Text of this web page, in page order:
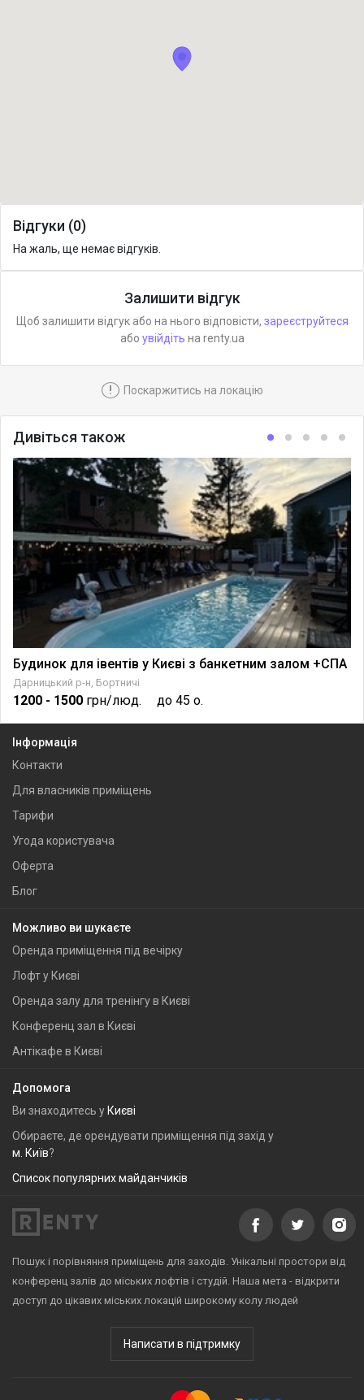
Відгуки (0)
На жаль, ще немає відгуків.
Залишити відгук
Щоб залишити відгук або на нього відповісти, зареєструйтеся
або увійдіть на renty.ua
! Поскаржитись на локацію
Дивіться також
Будинок для івентів у Києві з банкетним залом +СПА
Дарницький р-н, Бортничі
1200 - 1500 грн/люд. до 45 о.
Інформація
Контакти
Для власників приміщень
Тарифи
Угода користувача
Оферта
Блог
Можливо ви шукаєте
Оренда приміщення під вечірку
Лофт у Києві
Оренда залу для тренінгу в Києві
Конференц зал в Києві
Антікафе в Києві
Допомога
Ви знаходитесь у Києві
Обираєте, де орендувати приміщення під захід у
м. Київ?
Список популярних майданчиків
Пошук і порівняння приміщень для заходів. Унікальні простори від
конференц залів до міських лофтів і студій. Наша мета - відкрити
доступ до цікавих міських локацій широкому колу людей
Написати в підтримку